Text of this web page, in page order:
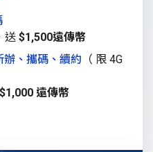
送 $1,500遠傳幣
、攜碼、續約 （ 限 4G
$1,000 遠傳幣